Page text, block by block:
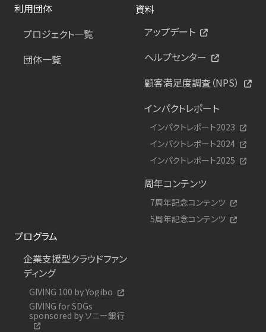
利用団体
プロジェクト一覧
団体一覧
資料
アップデート
ヘルプセンター
顧客満足度調査（NPS）
インパクトレポート
インパクトレポート2023
インパクトレポート2024
インパクトレポート2025
周年コンテンツ
7周年記念コンテンツ
5周年記念コンテンツ
プログラム
企業支援型クラウドファン
ディング
GIVING 100 by Yogibo
GIVING for SDGs
sponsored by ソニー銀行